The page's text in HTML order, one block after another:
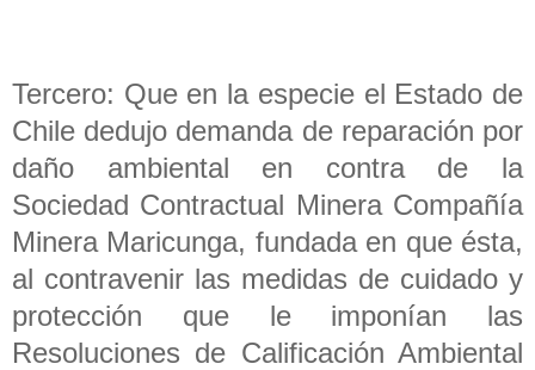
Tercero: Que en la especie el Estado de
Chile dedujo demanda de reparación por
daño ambiental en contra de la
Sociedad Contractual Minera Compañía
Minera Maricunga, fundada en que ésta,
al contravenir las medidas de cuidado y
protección que le imponían las
Resoluciones de Calificación Ambiental